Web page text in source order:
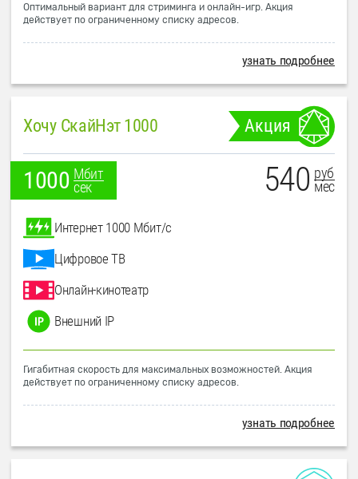
Оптимальный вариант для стриминга и онлайн-игр. Акция
действует по ограниченному списку адресов.
узнать подробнее
Хочу СкайНэт 1000 Акция
1000 Мбит
сек
540 руб
мес
Интернет 1000 Мбит/с
Цифровое ТВ
Онлайн-кинотеатр
Внешний IP
Гигабитная скорость для максимальных возможностей. Акция
действует по ограниченному списку адресов.
узнать подробнее